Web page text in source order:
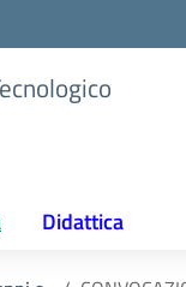
Didattica